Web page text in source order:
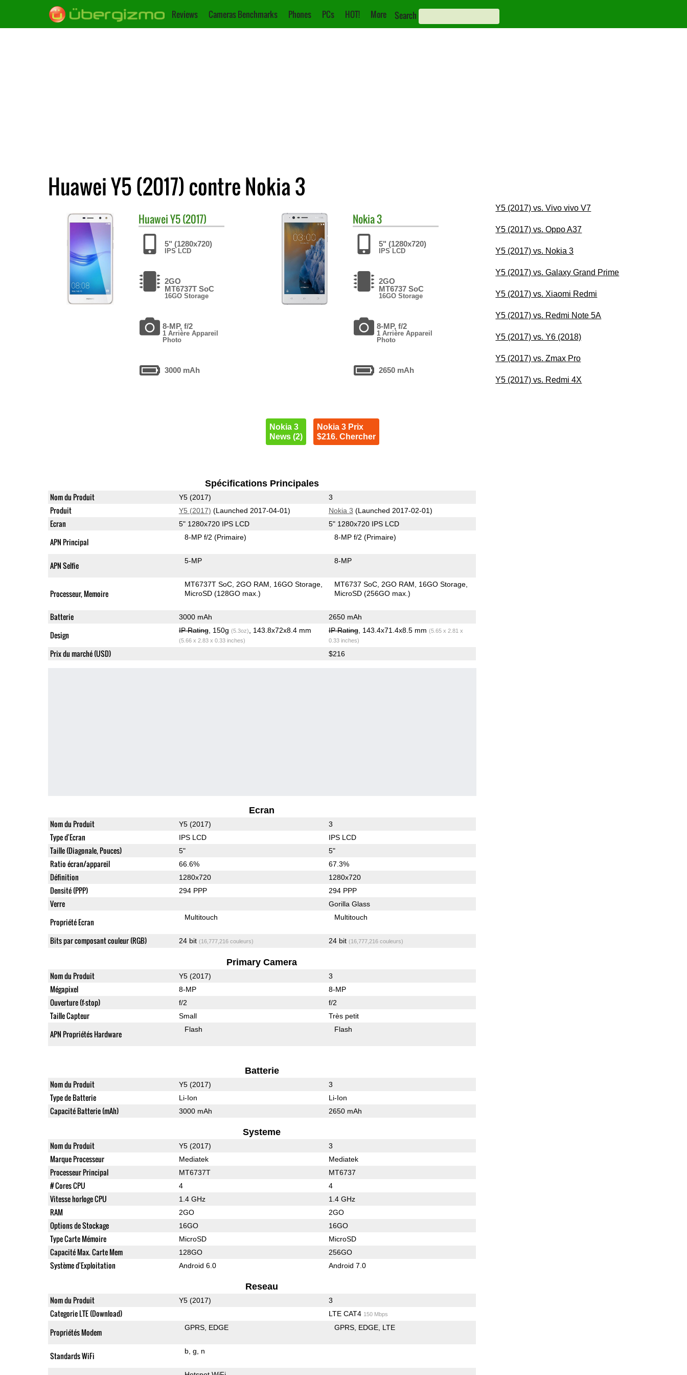
Reviews Cameras Benchmarks Phones PCs HOT! More Search
Huawei Y5 (2017) contre Nokia 3
HuaweiY5 (2017)
5" (1280x720)
IPS LCD
2GO
MT6737T SoC
16GO Storage
8-MP, f/2
1 Arrière Appareil
Photo
3000 mAh
Nokia3
5" (1280x720)
IPS LCD
2GO
MT6737 SoC
16GO Storage
8-MP, f/2
1 Arrière Appareil
Photo
2650 mAh
Nokia 3
News (2)
Nokia 3 Prix
$216. Chercher
Spécifications Principales
Nom du Produit Y5 (2017) 3
Produit Y5 (2017) (Launched 2017-04-01) Nokia 3 (Launched 2017-02-01)
Ecran 5" 1280x720 IPS LCD 5" 1280x720 IPS LCD
APN Principal 8-MP f/2(Primaire) 8-MP f/2(Primaire)
APN Selfie 5-MP 8-MP
Processeur, Memoire
MT6737T SoC 2GO RAM
16GO Storage
MicroSD (128GO max.)
MT6737 SoC 2GO RAM
16GO Storage
MicroSD (256GO max.)
Batterie 3000 mAh 2650 mAh
Design IP Rating, 150g (5.3oz) , 143.8x72x8.4 mm
(5.66 x 2.83 x 0.33 inches)
IP Rating, 143.4x71.4x8.5 mm (5.65 x 2.81 x
0.33 inches)
Prix du marché (USD) $216
Ecran
Nom du Produit Y5 (2017) 3
Type d'Ecran IPS LCD IPS LCD
Taille (Diagonale, Pouces) 5" 5"
Ratio écran/appareil 66.6% 67.3%
Définition 1280x720 1280x720
Densité (PPP) 294 PPP 294 PPP
Verre Gorilla Glass
Propriété Ecran Multitouch Multitouch
Bits par composant couleur (RGB) 24 bit (16,777,216 couleurs) 24 bit (16,777,216 couleurs)
Primary Camera
Nom du Produit Y5 (2017) 3
Mégapixel 8-MP 8-MP
Ouverture (f-stop) f/2 f/2
Taille Capteur Small Très petit
APN Propriétés Hardware Flash Flash
Batterie
Nom du Produit Y5 (2017) 3
Type de Batterie Li-Ion Li-Ion
Capacité Batterie (mAh) 3000 mAh 2650 mAh
Systeme
Nom du Produit Y5 (2017) 3
Marque Processeur Mediatek Mediatek
Processeur Principal MT6737T MT6737
# Cores CPU 4 4
Vitesse horloge CPU 1.4 GHz 1.4 GHz
RAM 2GO 2GO
Options de Stockage 16GO 16GO
Type Carte Mémoire MicroSD MicroSD
Capacité Max. Carte Mem 128GO 256GO
Système d'Exploitation Android 6.0 Android 7.0
Reseau
Nom du Produit Y5 (2017) 3
Categorie LTE (Download) LTE CAT4 150 Mbps
Propriétés Modem GPRS EDGE GPRS EDGE LTE
Standards WiFi b g n
Y5 (2017) vs. Vivo vivo V7
Y5 (2017) vs. Oppo A37
Y5 (2017) vs. Nokia 3
Y5 (2017) vs. Galaxy Grand Prime
Y5 (2017) vs. Xiaomi Redmi
Y5 (2017) vs. Redmi Note 5A
Y5 (2017) vs. Y6 (2018)
Y5 (2017) vs. Zmax Pro
Y5 (2017) vs. Redmi 4X